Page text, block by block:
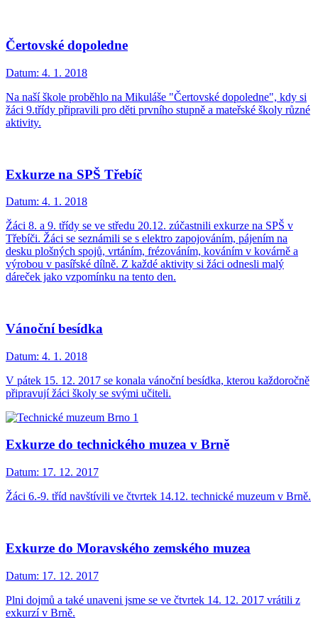
Čertovské dopoledne
Datum: 4. 1. 2018
Na naší škole proběhlo na Mikuláše "Čertovské dopoledne", kdy si
žáci 9.třídy připravili pro děti prvního stupně a mateřské školy různé
aktivity.
Exkurze na SPŠ Třebíč
Datum: 4. 1. 2018
Žáci 8. a 9. třídy se ve středu 20.12. zúčastnili exkurze na SPŠ v
Třebíči. Žáci se seznámili se s elektro zapojováním, pájením na
desku plošných spojů, vrtáním, frézováním, kováním v kovárně a
výrobou v pasířské dílně. Z každé aktivity si žáci odnesli malý
dáreček jako vzpomínku na tento den.
Vánoční besídka
Datum: 4. 1. 2018
V pátek 15. 12. 2017 se konala vánoční besídka, kterou každoročně
připravují žáci školy se svými učiteli.
Exkurze do technického muzea v Brně
Datum: 17. 12. 2017
Žáci 6.-9. tříd navštívili ve čtvrtek 14.12. technické muzeum v Brně.
Exkurze do Moravského zemského muzea
Datum: 17. 12. 2017
Plni dojmů a také unaveni jsme se ve čtvrtek 14. 12. 2017 vrátili z
exkurzí v Brně.